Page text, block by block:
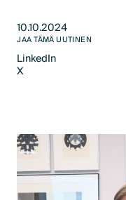
10.10.2024
JAA TÄMÄ UUTINEN
LinkedIn
LinkedIn
X